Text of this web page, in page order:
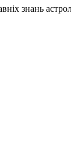
знань